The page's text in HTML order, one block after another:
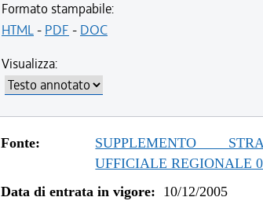
Formato stampabile:
HTML- PDF - DOC
Visualizza:
Fonte:
SUPPLEMENTO
UFFICIALE REGIONALE
Data di entrata in vigore: 10/12/2005